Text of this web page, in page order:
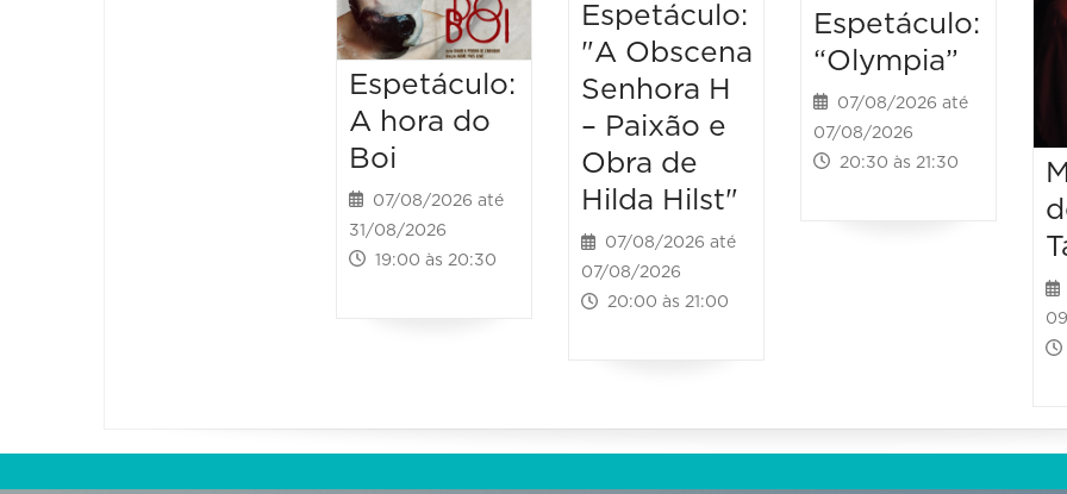
Espetáculo:
A hora do
Boi
07/08/2026 até
31/08/2026
19:00 às 20:30
Espetáculo:
"A Obscena
Senhora H
– Paixão e
Obra de
Hilda Hilst"
07/08/2026 até
07/08/2026
20:00 às 21:00
Espetáculo:
“Olympia”
07/08/2026 até
07/08/2026
20:30 às 21:30